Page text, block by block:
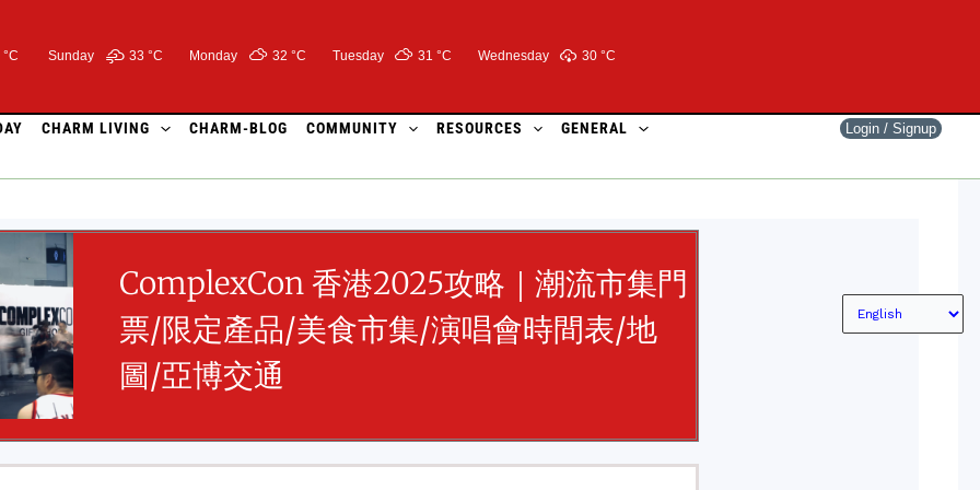
Sunday 33 °C Monday 32 °C Tuesday 31 °C Wednesday 30 °C
CHARM LIVING CHARM-BLOG COMMUNITY RESOURCES GENERAL Login / Signup
ComplexCon 香港2025攻略｜潮流市集門
票/限定產品/美食市集/演唱會時間表/地
圖/亞博交通